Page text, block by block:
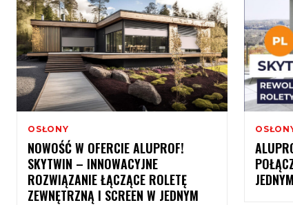
OSŁONY
NOWOŚĆ W OFERCIE ALUPROF!
SKYTWIN – INNOWACYJNE
ROZWIĄZANIE ŁĄCZĄCE ROLETĘ
ZEWNĘTRZNĄ I SCREEN W JEDNYM
JEDNYM